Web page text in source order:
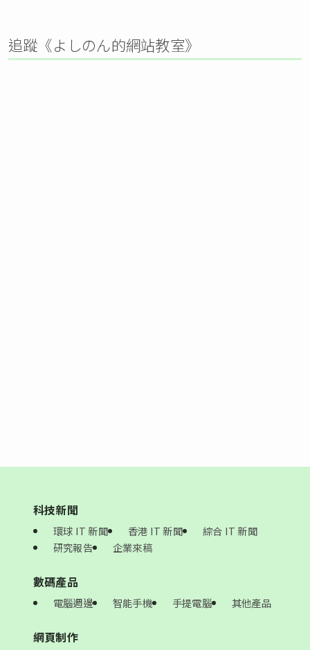
追蹤《よしのん的網站教室》
科技新聞
環球 IT 新聞 香港 IT 新聞
綜合 IT 新聞
研究報告
企業來稿
數碼產品
電腦週邊 智能手機 手提電腦 其他產品
網頁制作